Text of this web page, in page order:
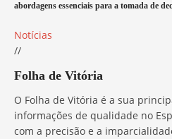
abordagens essenciais para a tomada de
Notícias
//
Folha de Vitória
O Folha de Vitória é a sua
informações de qualidade no
com a precisão e a